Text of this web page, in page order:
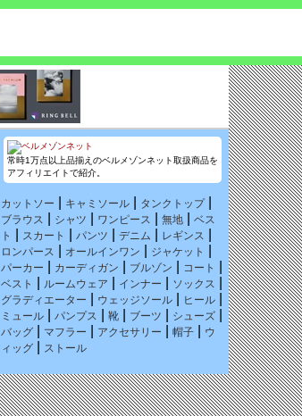
常時1万点以上品揃えのベルメゾンネット取扱商品を
アフィリエイトで紹介。
カットソー キャミソール タンクトップ|
ブラウス シャツ ワンピース 無地
ベス
ト
スカート パンツ デニム レギンス
ロンパース オールインワン ジャケット
パーカー カーディガン ブルゾン コート
ベスト ルームウェア インナー ソックス
グラディエーター ウェッジソール ヒール
ミュール パンプス 靴 ブーツ シューズ
バッグ マフラー アクセサリー 帽子
ウ
ィッグ
ストール